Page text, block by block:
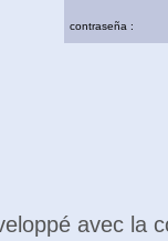
contraseña :
avec la